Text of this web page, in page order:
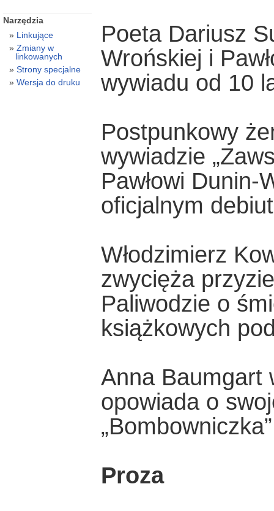
Poeta Dariusz
Wrońskiej i
wywiadu od 10
Postpunkowy
wywiadzie
Pawłowi
oficjalnym
Włodzimierz
zwycięża
Paliwodzie o
książkowych
Anna Baumgart
opowiada o
„Bombowniczka”
Proza
Narzędzia
Linkujące
Zmiany w
linkowanych
Strony specjalne
Wersja do druku